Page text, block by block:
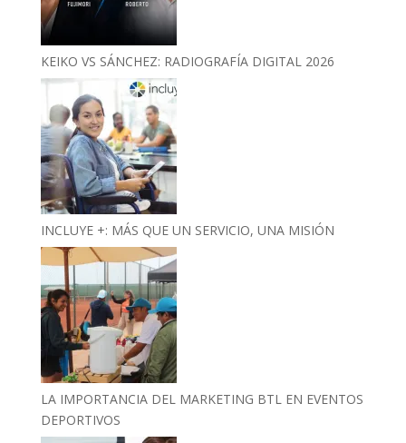
KEIKO VS SÁNCHEZ: RADIOGRAFÍA DIGITAL 2026
INCLUYE +: MÁS QUE UN SERVICIO, UNA MISIÓN
LA IMPORTANCIA DEL MARKETING BTL EN EVENTOS
DEPORTIVOS